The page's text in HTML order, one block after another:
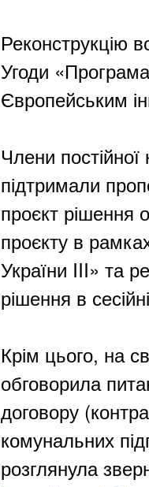
Реконструкцію
Угоди
Європейським
Члени постійної
підтримали
проєкт рішення
проєкту в
України III» та
рішення в
Крім цього, на
обговорила
договору
комунальних
розглянула